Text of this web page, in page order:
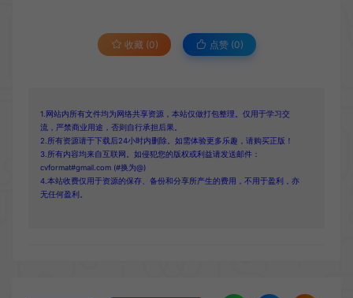
收藏 (0) 点赞 (0)
1.网站内所有文件均为网络共享资源，本站仅做打包整理。仅用于学习交
流，严禁商业用途，否则自行承担后果。
2.所有资源请于下载后24小时内删除。如需体验更多乐趣，请购买正版！
3.所有内容均来自互联网。如侵犯您的版权或利益请发送邮件：
cvformat#gmail.com (#换为@)
4.本站收费仅用于资源的保存、备份和分享所产生的费用，不用于盈利，亦
无任何盈利。